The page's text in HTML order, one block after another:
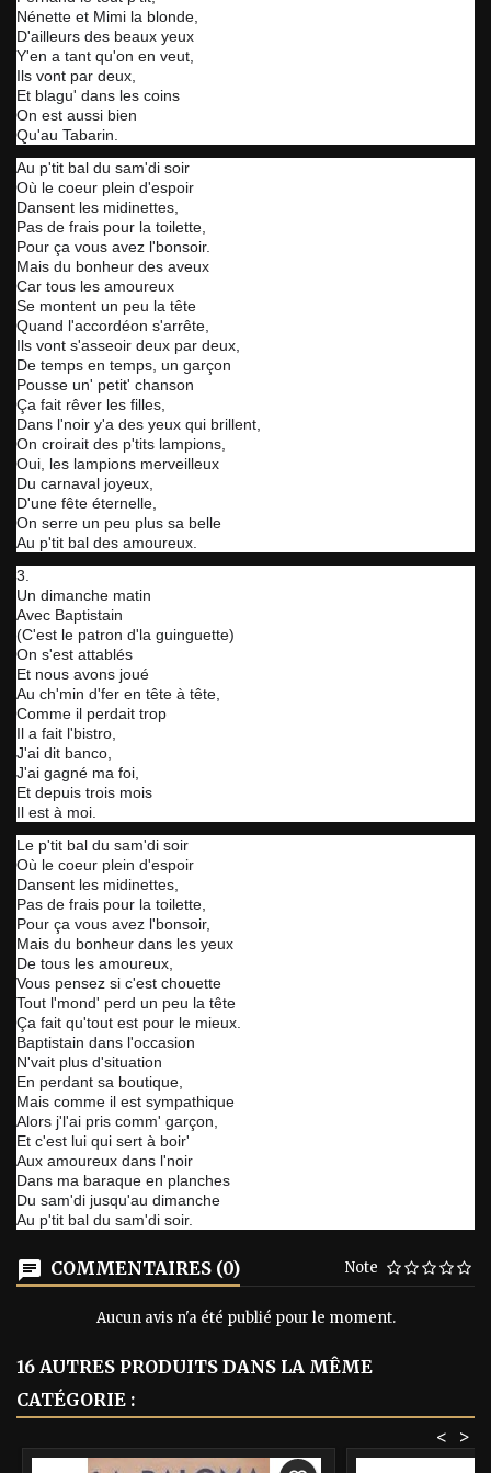
Nénette et Mimi la blonde,
D'ailleurs des beaux yeux
Y'en a tant qu'on en veut,
Ils vont par deux,
Et blagu' dans les coins
On est aussi bien
Qu'au Tabarin.
Au p'tit bal du sam'di soir
Où le coeur plein d'espoir
Dansent les midinettes,
Pas de frais pour la toilette,
Pour ça vous avez l'bonsoir.
Mais du bonheur des aveux
Car tous les amoureux
Se montent un peu la tête
Quand l'accordéon s'arrête,
Ils vont s'asseoir deux par deux,
De temps en temps, un garçon
Pousse un' petit' chanson
Ça fait rêver les filles,
Dans l'noir y'a des yeux qui brillent,
On croirait des p'tits lampions,
Oui, les lampions merveilleux
Du carnaval joyeux,
D'une fête éternelle,
On serre un peu plus sa belle
Au p'tit bal des amoureux.
3.
Un dimanche matin
Avec Baptistain
(C'est le patron d'la guinguette)
On s'est attablés
Et nous avons joué
Au ch'min d'fer en tête à tête,
Comme il perdait trop
Il a fait l'bistro,
J'ai dit banco,
J'ai gagné ma foi,
Et depuis trois mois
Il est à moi.
Le p'tit bal du sam'di soir
Où le coeur plein d'espoir
Dansent les midinettes,
Pas de frais pour la toilette,
Pour ça vous avez l'bonsoir,
Mais du bonheur dans les yeux
De tous les amoureux,
Vous pensez si c'est chouette
Tout l'mond' perd un peu la tête
Ça fait qu'tout est pour le mieux.
Baptistain dans l'occasion
N'vait plus d'situation
En perdant sa boutique,
Mais comme il est sympathique
Alors j'l'ai pris comm' garçon,
Et c'est lui qui sert à boir'
Aux amoureux dans l'noir
Dans ma baraque en planches
Du sam'di jusqu'au dimanche
Au p'tit bal du sam'di soir.
COMMENTAIRES (0) Note
Aucun avis n'a été publié pour le moment.
16 AUTRES PRODUITS DANS LA MÊME
CATÉGORIE :
>
<